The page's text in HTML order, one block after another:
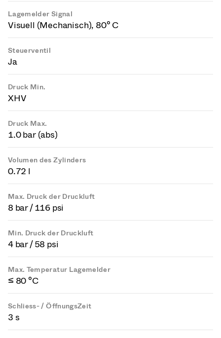
Lagemelder Signal
Visuell (Mechanisch), 80° C
Steuerventil
Ja
Druck Min.
XHV
Druck Max.
1.0 bar (abs)
Volumen des Zylinders
0.72 l
Max. Druck der Druckluft
8 bar / 116 psi
Min. Druck der Druckluft
4 bar / 58 psi
Max. Temperatur Lagemelder
≤ 80 °C
Schliess- / ÖffnungsZeit
3 s